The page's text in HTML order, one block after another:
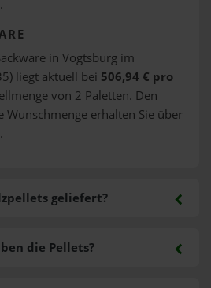
.
in Vogtsburg im
liegt aktuell bei 506,94 € pro
von 2 Paletten. Den
Wunschmenge erhalten Sie über
.
geliefert?
die Pellets?